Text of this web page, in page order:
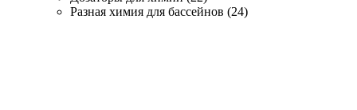
Разная химия для бассейнов (24)